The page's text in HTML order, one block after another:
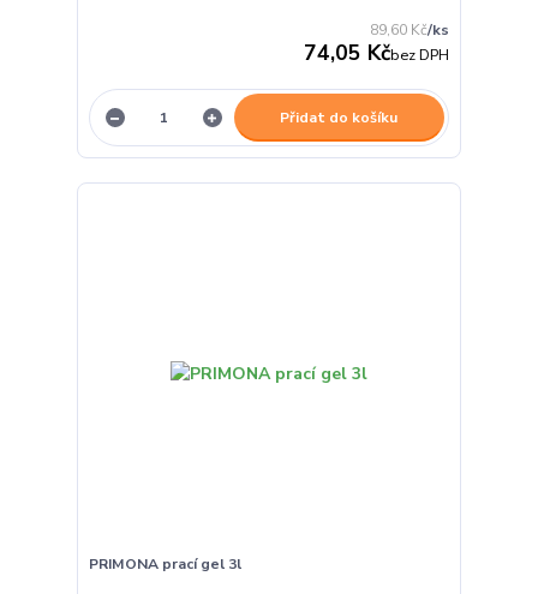
89,60 Kč/ks
74,05 Kčbez DPH
Přidat do košíku
PRIMONA prací gel 3l